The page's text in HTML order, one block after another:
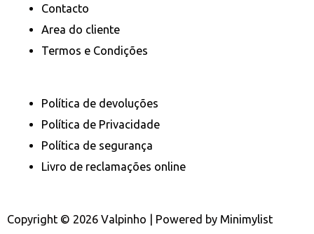
Contacto
Area do cliente
Termos e Condições
Política de devoluções
Política de Privacidade
Política de segurança
Livro de reclamações online
Copyright © 2026 Valpinho | Powered by Minimylist